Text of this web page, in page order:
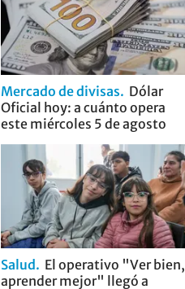
Mercado de divisas
Dólar
Oficial hoy: a cuánto opera
este miércoles 5 de agosto
Salud
El operativo "Ver bien,
aprender mejor" llegó a